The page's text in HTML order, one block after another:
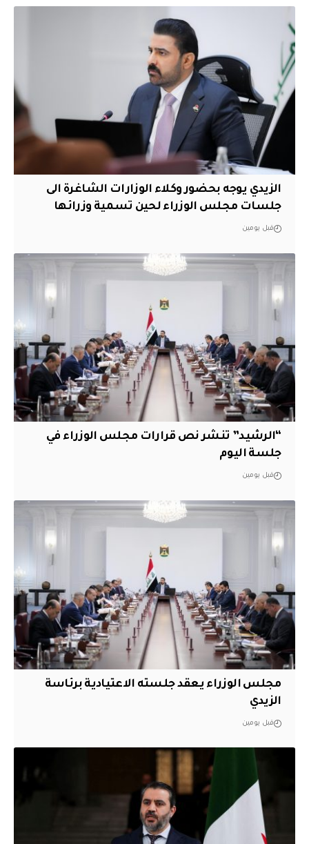
الزيدي يوجه بحضور وكلاء الوزارات الشاغرة الى
جلسات مجلس الوزراء لحين تسمية وزرائها
قبل يومين
“الرشيد” تنشر نص قرارات مجلس الوزراء في
جلسة اليوم
قبل يومين
مجلس الوزراء يعقد جلسته الاعتيادية برئاسة
الزيدي
قبل يومين